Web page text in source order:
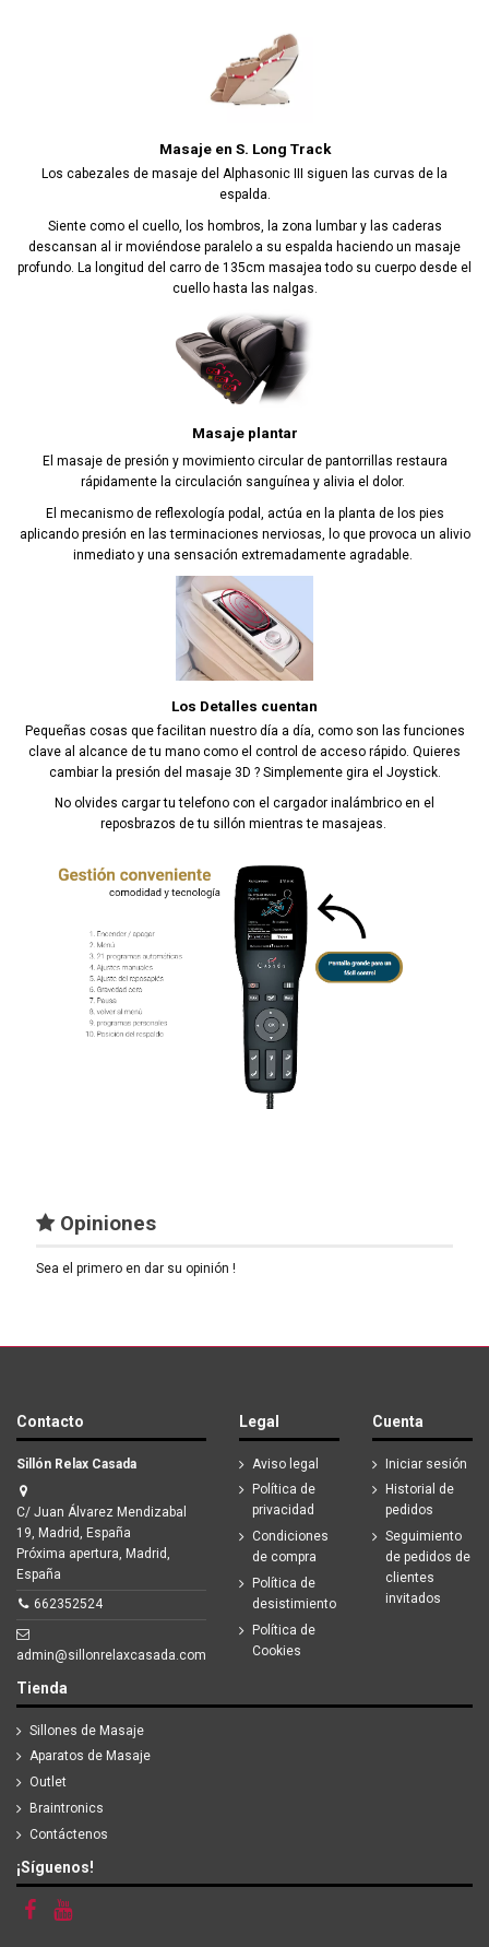
Masaje en S. Long Track
Los cabezales de masaje del Alphasonic III siguen las curvas de la
espalda.
Siente como el cuello, los hombros, la zona lumbar y las caderas
descansan al ir moviéndose paralelo a su espalda haciendo un masaje
profundo. La longitud del carro de 135cm masajea todo su cuerpo desde el
cuello hasta las nalgas.
Masaje plantar
El masaje de presión y movimiento circular de pantorrillas restaura
rápidamente la circulación sanguínea y alivia el dolor.
El mecanismo de reflexología podal, actúa en la planta de los pies
aplicando presión en las terminaciones nerviosas, lo que provoca un alivio
inmediato y una sensación extremadamente agradable.
Los Detalles cuentan
Pequeñas cosas que facilitan nuestro día a día, como son las funciones
clave al alcance de tu mano como el control de acceso rápido. Quieres
cambiar la presión del masaje 3D ? Simplemente gira el Joystick.
No olvides cargar tu telefono con el cargador inalámbrico en el
reposbrazos de tu sillón mientras te masajeas.
Opiniones
Sea el primero en dar su opinión !
Contacto
Sillón Relax Casada
C/ Juan Álvarez Mendizabal
19, Madrid, España
Próxima apertura, Madrid,
España
662352524
admin@sillonrelaxcasada.com
Legal
Aviso legal
Política de
privacidad
Condiciones
de compra
Política de
desistimiento
Política de
Cookies
Cuenta
Iniciar sesión
Historial de
pedidos
Seguimiento
de pedidos de
clientes
invitados
Tienda
Sillones de Masaje
Aparatos de Masaje
Outlet
Braintronics
Contáctenos
¡Síguenos!